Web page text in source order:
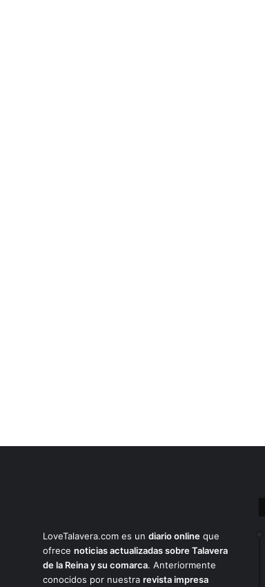
LoveTalavera.com es un diario online que
ofrece noticias actualizadas sobre Talavera
de la Reina y su comarca. Anteriormente
conocidos por nuestra revista impresa